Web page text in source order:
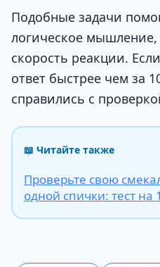
Подобные задачи
логическое
скорость реакции.
ответ быстрее чем за
справились с
📖 Читайте также
Проверьте свою
одной спички: тест на